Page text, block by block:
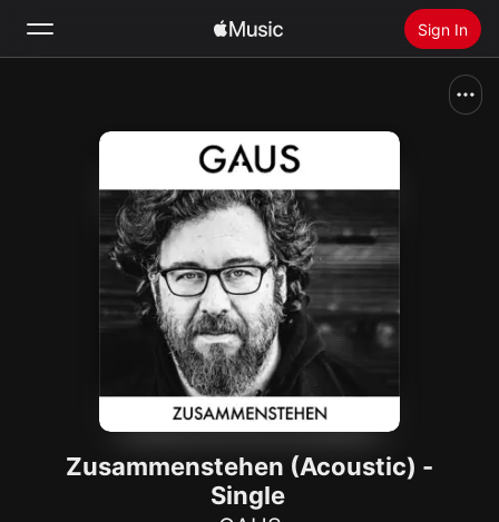
Sign In
Install Apple Music
Zusammenstehen (Acoustic) -
Single